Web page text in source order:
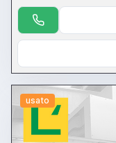
usato